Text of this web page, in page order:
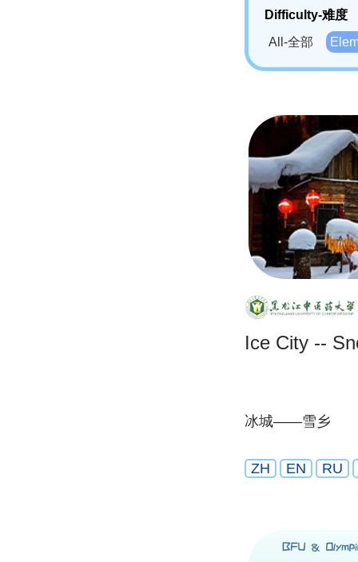
Difficulty-难度
All-全部
Ice City --
冰城——雪乡
ZH EN RU